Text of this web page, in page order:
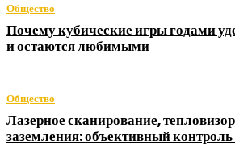
Общество
Почему кубические игры годами
и остаются любимыми
Общество
Лазерное сканирование,
заземления: объективный